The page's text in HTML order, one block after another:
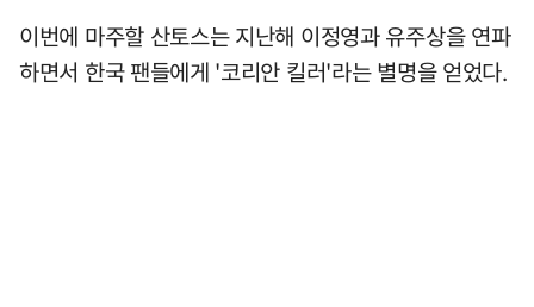
이번에 마주할 산토스는 지난해 이정영과 유주상을 연파
하면서 한국 팬들에게 '코리안 킬러'라는 별명을 얻었다.